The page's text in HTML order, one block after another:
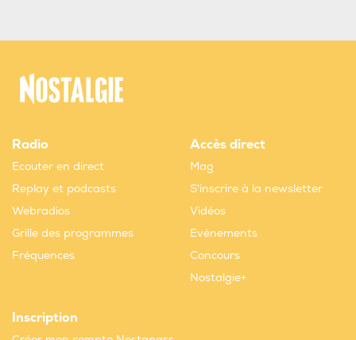
Radio
Ecouter en direct
Replay et podcasts
Webradios
Grille des programmes
Fréquences
Accès direct
Mag
S'inscrire à la newsletter
Vidéos
Evènements
Concours
Nostalgie+
Inscription